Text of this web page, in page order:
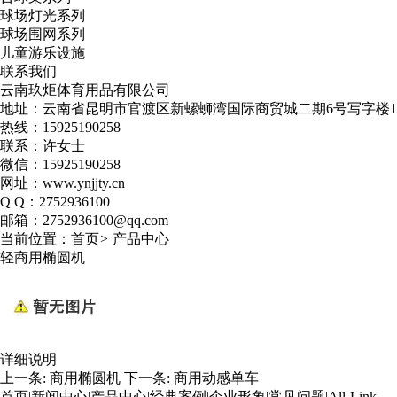
球场灯光系列
球场围网系列
儿童游乐设施
联系我们
云南玖炬体育用品有限公司
地址：云南省昆明市官渡区新螺蛳湾国际商贸城二期6号写字楼
热线：15925190258
联系：许女士
微信： 15925190258
网址：www.ynjjty.cn
Q Q： 2752936100
邮箱：2752936100@qq.com
当前位置： 首页> 产品中心
轻商用椭圆机
详细说明
上一条: 商用椭圆机 下一条: 商用动感单车